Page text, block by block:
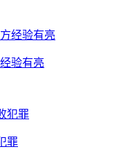
验有亮
罪